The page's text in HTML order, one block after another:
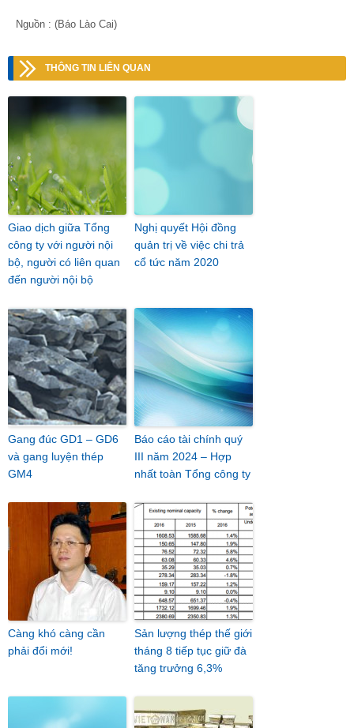
Nguồn : (Báo Lào Cai)
THÔNG TIN LIÊN QUAN
Giao dịch giữa Tổng
công ty với người nội
bộ, người có liên quan
đến người nội bộ
Nghị quyết Hội đồng
quản trị về việc chi trả
cổ tức năm 2020
Gang đúc GD1 – GD6
và gang luyện thép
GM4
Báo cáo tài chính quý
III năm 2024 – Hợp
nhất toàn Tổng công ty
Càng khó càng cần
phải đổi mới!
Sản lượng thép thế giới
tháng 8 tiếp tục giữ đà
tăng trưởng 6,3%